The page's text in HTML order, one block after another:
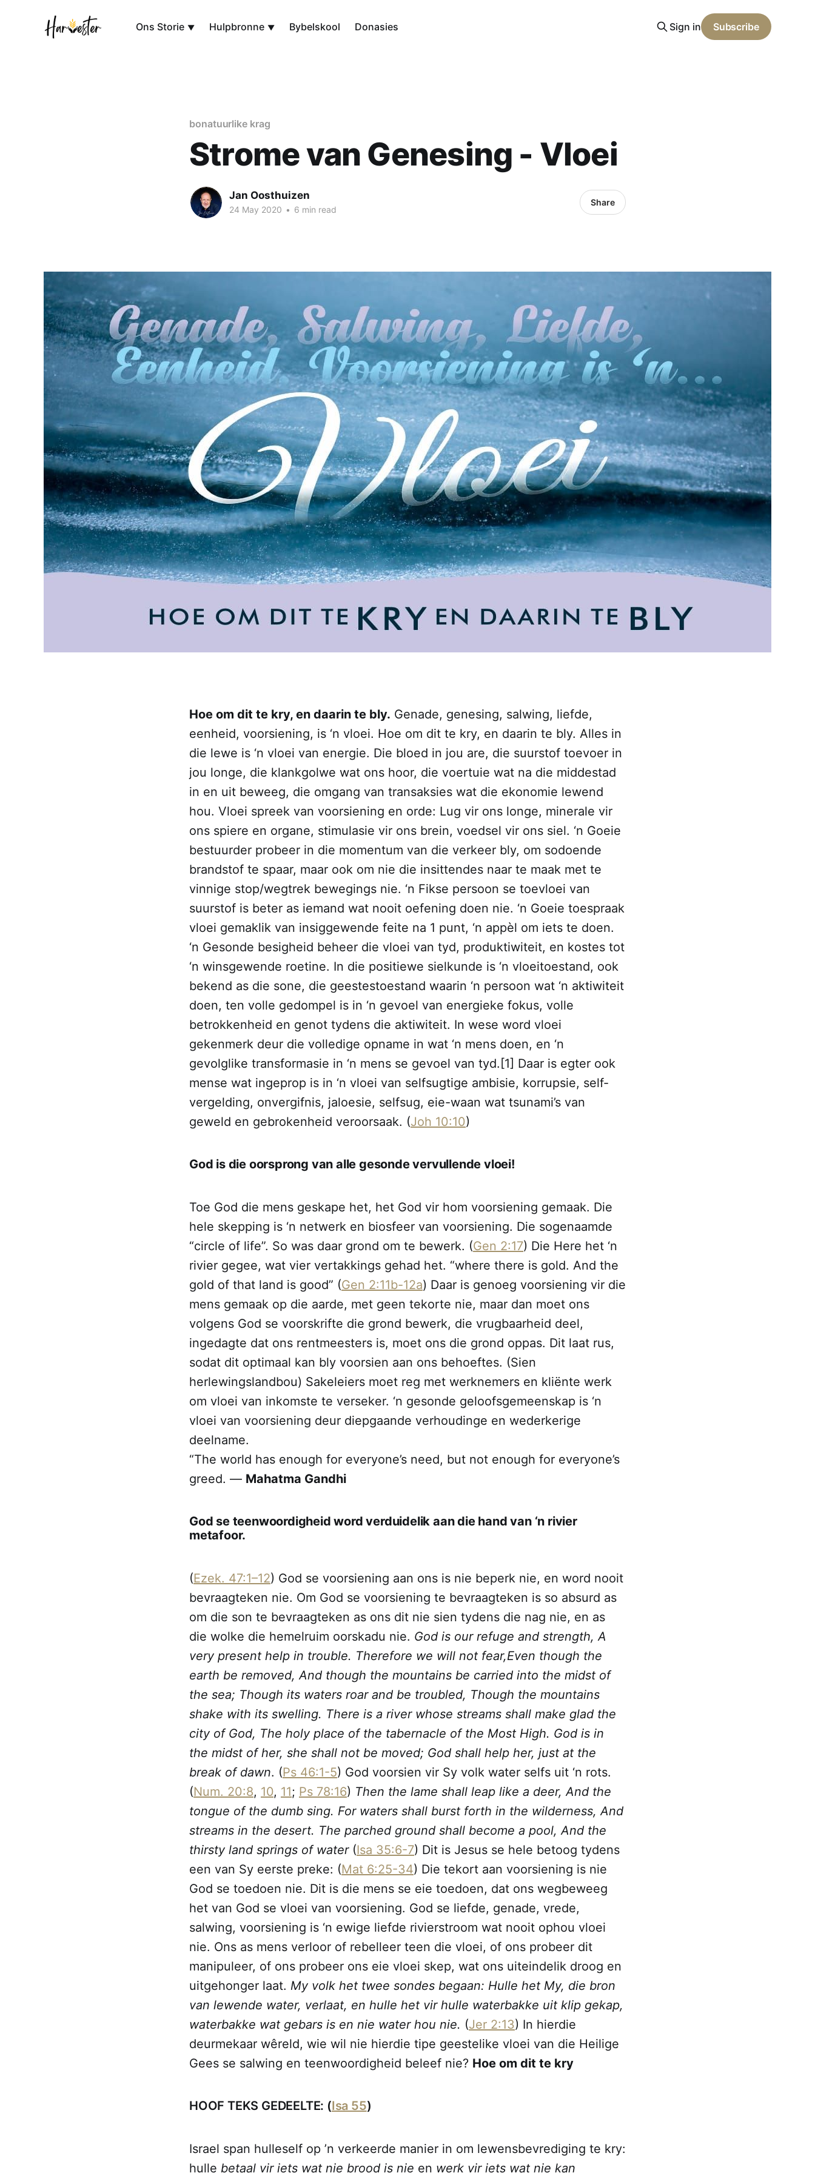
Ons Storie Hulpbronne Bybelskool Donasies Sign in Subscribe
bonatuurlike krag
Strome van Genesing - Vloei
Jan Oosthuizen
24 May 2020 • 6 min read
Share
Hoe om dit te kry, en daarin te bly. Genade, genesing, salwing, liefde,
eenheid, voorsiening, is ‘n vloei. Hoe om dit te kry, en daarin te bly. Alles in
die lewe is ‘n vloei van energie. Die bloed in jou are, die suurstof toevoer in
jou longe, die klankgolwe wat ons hoor, die voertuie wat na die middestad
in en uit beweeg, die omgang van transaksies wat die ekonomie lewend
hou. Vloei spreek van voorsiening en orde: Lug vir ons longe, minerale vir
ons spiere en organe, stimulasie vir ons brein, voedsel vir ons siel. ‘n Goeie
bestuurder probeer in die momentum van die verkeer bly, om sodoende
brandstof te spaar, maar ook om nie die insittendes naar te maak met te
vinnige stop/wegtrek bewegings nie. ‘n Fikse persoon se toevloei van
suurstof is beter as iemand wat nooit oefening doen nie. ‘n Goeie toespraak
vloei gemaklik van insiggewende feite na 1 punt, ‘n appèl om iets te doen.
‘n Gesonde besigheid beheer die vloei van tyd, produktiwiteit, en kostes tot
‘n winsgewende roetine. In die positiewe sielkunde is ‘n vloeitoestand, ook
bekend as die sone, die geestestoestand waarin ‘n persoon wat ‘n aktiwiteit
doen, ten volle gedompel is in ‘n gevoel van energieke fokus, volle
betrokkenheid en genot tydens die aktiwiteit. In wese word vloei
gekenmerk deur die volledige opname in wat ‘n mens doen, en ‘n
gevolglike transformasie in ‘n mens se gevoel van tyd.[1] Daar is egter ook
mense wat ingeprop is in ‘n vloei van selfsugtige ambisie, korrupsie, self-
vergelding, onvergifnis, jaloesie, selfsug, eie-waan wat tsunami’s van
geweld en gebrokenheid veroorsaak. (Joh 10:10)
God is die oorsprong van alle gesonde vervullende vloei!
Toe God die mens geskape het, het God vir hom voorsiening gemaak. Die
hele skepping is ‘n netwerk en biosfeer van voorsiening. Die sogenaamde
“circle of life”. So was daar grond om te bewerk. (Gen 2:17) Die Here het ‘n
rivier gegee, wat vier vertakkings gehad het. “where there is gold. And the
gold of that land is good” (Gen 2:11b-12a) Daar is genoeg voorsiening vir die
mens gemaak op die aarde, met geen tekorte nie, maar dan moet ons
volgens God se voorskrifte die grond bewerk, die vrugbaarheid deel,
ingedagte dat ons rentmeesters is, moet ons die grond oppas. Dit laat rus,
sodat dit optimaal kan bly voorsien aan ons behoeftes. (Sien
herlewingslandbou) Sakeleiers moet reg met werknemers en kliënte werk
om vloei van inkomste te verseker. ‘n gesonde geloofsgemeenskap is ‘n
vloei van voorsiening deur diepgaande verhoudinge en wederkerige
deelname.
“The world has enough for everyone’s need, but not enough for everyone’s
greed. ― Mahatma Gandhi
God se teenwoordigheid word verduidelik aan die hand van ‘n rivier
metafoor.
(Ezek. 47:1–12) God se voorsiening aan ons is nie beperk nie, en word nooit
bevraagteken nie. Om God se voorsiening te bevraagteken is so absurd as
om die son te bevraagteken as ons dit nie sien tydens die nag nie, en as
die wolke die hemelruim oorskadu nie. God is our refuge and strength, A
very present help in trouble. Therefore we will not fear,Even though the
earth be removed, And though the mountains be carried into the midst of
the sea; Though its waters roar and be troubled, Though the mountains
shake with its swelling. There is a river whose streams shall make glad the
city of God, The holy place of the tabernacle of the Most High. God is in
the midst of her, she shall not be moved; God shall help her, just at the
break of dawn. (Ps 46:1-5) God voorsien vir Sy volk water selfs uit ‘n rots.
(Num. 20:8, 10, 11; Ps 78:16) Then the lame shall leap like a deer, And the
tongue of the dumb sing. For waters shall burst forth in the wilderness, And
streams in the desert. The parched ground shall become a pool, And the
thirsty land springs of water(Isa 35:6-7) Dit is Jesus se hele betoog tydens
een van Sy eerste preke: (Mat 6:25-34) Die tekort aan voorsiening is nie
God se toedoen nie. Dit is die mens se eie toedoen, dat ons wegbeweeg
het van God se vloei van voorsiening. God se liefde, genade, vrede,
salwing, voorsiening is ‘n ewige liefde rivierstroom wat nooit ophou vloei
nie. Ons as mens verloor of rebelleer teen die vloei, of ons probeer dit
manipuleer, of ons probeer ons eie vloei skep, wat ons uiteindelik droog en
uitgehonger laat. My volk het twee sondes begaan: Hulle het My, die bron
van lewende water, verlaat, en hulle het vir hulle waterbakke uit klip gekap,
waterbakke wat gebars is en nie water hou nie. (Jer 2:13) In hierdie
deurmekaar wêreld, wie wil nie hierdie tipe geestelike vloei van die Heilige
Gees se salwing en teenwoordigheid beleef nie? Hoe om dit te kry
HOOF TEKS GEDEELTE: (Isa 55)
Israel span hulleself op ’n verkeerde manier in om lewensbevrediging te kry:
hulle betaal vir iets wat nie brood is nie en werk vir iets wat nie kan